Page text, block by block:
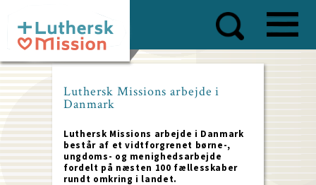
main
content
Luthersk Missions arbejde i
Danmark
Luthersk Missions arbejde i Danmark
består af et vidtforgrenet børne-,
ungdoms- og menighedsarbejde
fordelt på næsten 100 fællesskaber
rundt omkring i landet.